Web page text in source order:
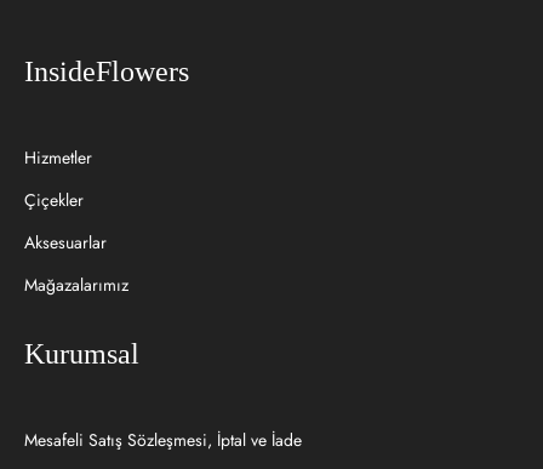
InsideFlowers
Hizmetler
Çiçekler
Aksesuarlar
Mağazalarımız
Kurumsal
Mesafeli Satış Sözleşmesi, İptal ve İade